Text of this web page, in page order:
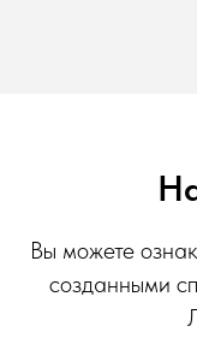
Вы можете
созданными